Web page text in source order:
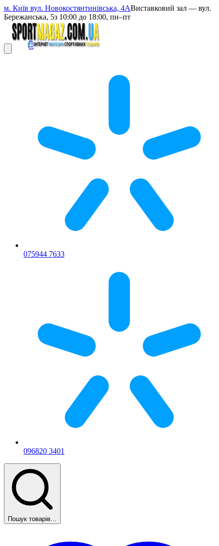
м. Київ вул. Новокостянтинівська, 4АВиставковий зал — вул.
Бережанська, 5з 10:00 до 18:00, пн–пт
075944 7633
096820 3401
Пошук товарів…